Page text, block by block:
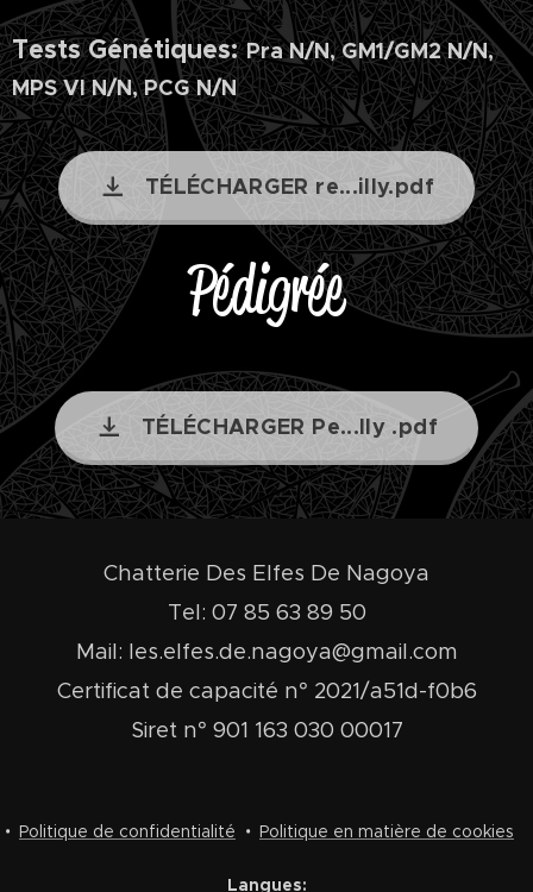
Tests Génétiques: Pra N/N, GM1/GM2 N/N,
MPS VI N/N, PCG N/N
TÉLÉCHARGER re...illy.pdf
Pédigrée
TÉLÉCHARGER Pe...lly .pdf
Chatterie Des Elfes De Nagoya
Tel: 07 85 63 89 50
Mail: les.elfes.de.nagoya@gmail.com
Certificat de capacité n° 2021/a51d-f0b6
Siret n° 901 163 030 00017
Politique de confidentialité Politique en matière de cookies
Langues